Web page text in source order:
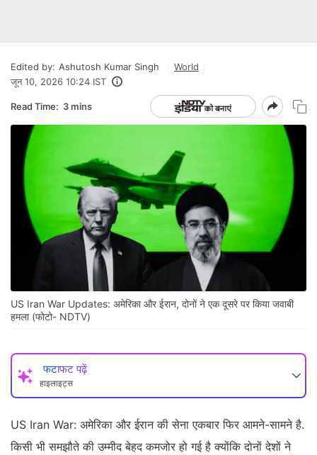
Edited by: Ashutosh Kumar Singh
World
जून 10, 2026 10:24 IST
Read Time: 3 mins
US Iran War Updates: अमेरिका और ईरान, दोनों ने एक दूसरे पर किया जवाबी
हमला (फोटो- NDTV)
फटाफट पढ़ें
हाइलाइट्स
US Iran War: अमेरिका और ईरान की सेना एकबार फिर आमने-सामने है.
किसी भी समझौते की उम्मीद बेहद कमजोर हो गई है क्योंकि दोनों देशों ने